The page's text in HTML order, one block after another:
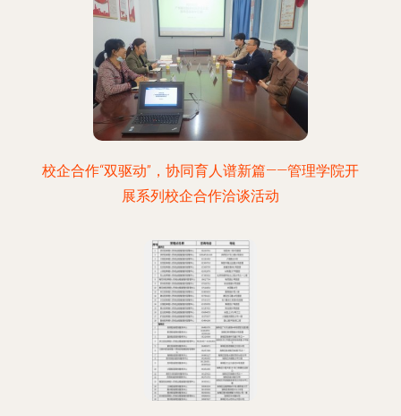
校企合作“双驱动”，协同育人谱新篇——管理学院开
展系列校企合作洽谈活动